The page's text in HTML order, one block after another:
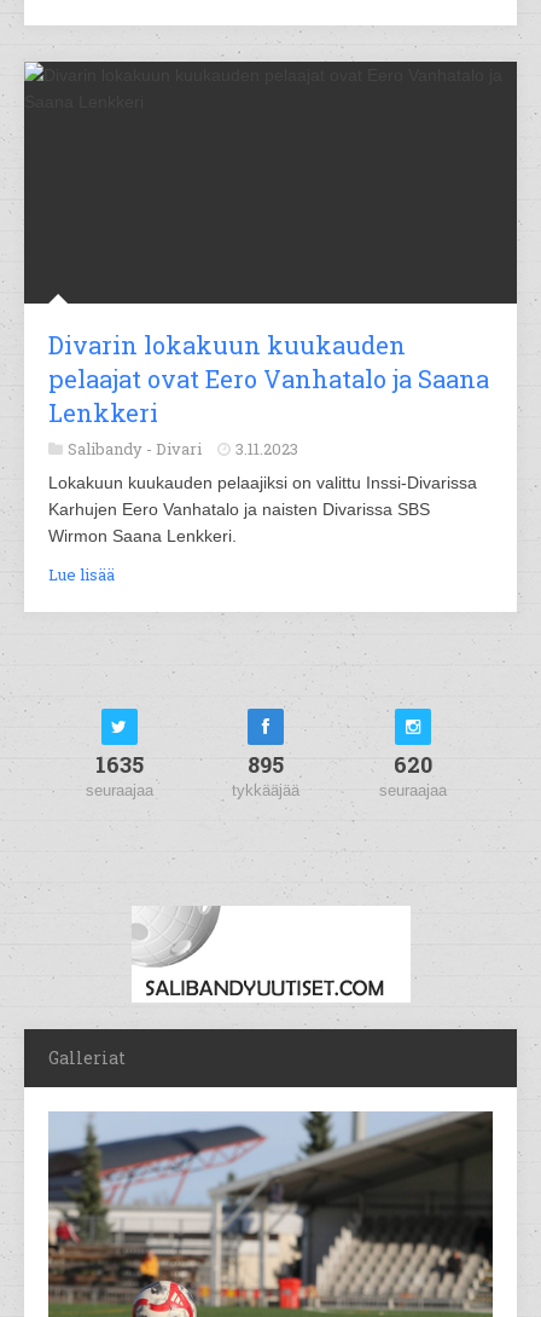
Divarin lokakuun kuukauden
pelaajat ovat Eero Vanhatalo ja Saana
Lenkkeri
Salibandy - Divari 3.11.2023
Lokakuun kuukauden pelaajiksi on valittu Inssi-Divarissa
Karhujen Eero Vanhatalo ja naisten Divarissa SBS
Wirmon Saana Lenkkeri.
Lue lisää
1635
seuraajaa
895
tykkääjää
620
seuraajaa
Galleriat